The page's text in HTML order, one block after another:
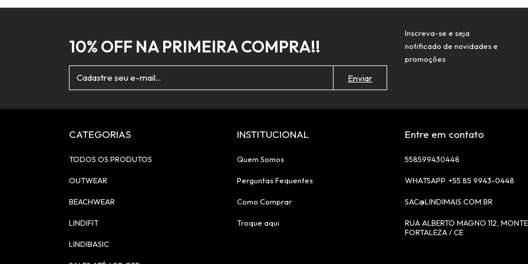
10% OFF NA PRIMEIRA COMPRA!!
Inscreva-se e seja
notificado de novidades e
promoções
CATEGORIAS
TODOS OS PRODUTOS
OUTWEAR
BEACHWEAR
LINDIFIT
LINDIBASIC
INSTITUCIONAL
Quem Somos
Perguntas Fequentes
Como Comprar
Troque aqui
Entre em contato
558599430448
+55 85 9943-0448
SAC@LINDIMAIS.COM.BR
RUA ALBERTO MAGNO 112,
FORTALEZA / CE